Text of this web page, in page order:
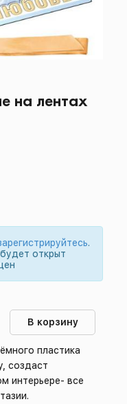
на лентах
.
открыт
В корзину
пластика
создаст
интерьере- все